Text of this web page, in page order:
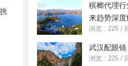
槟榔代理
来趋势深
浏览 : 225 /
武汉配眼
浏览 : 225 /